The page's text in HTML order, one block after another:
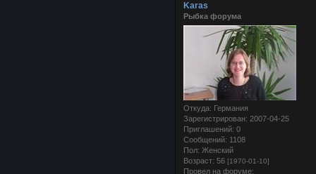
Karas
Рыбка форума
Откуда: Германия
Зарегистрирован: 2007-04-25
Приглашений: 0
Сообщений: 1108
Пол: Женский
Возраст: 56 [1970-01-10]
Провел на форуме: